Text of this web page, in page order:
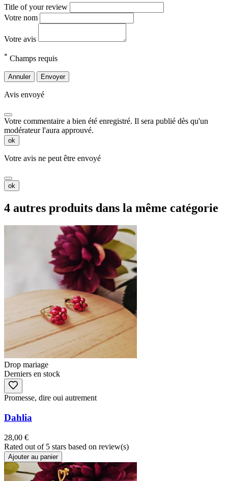
Title of your review
Votre nom
Votre avis
* Champs requis
Annuler Envoyer
Avis envoyé
Votre commentaire a bien été enregistré. Il sera publié dès qu'un
modérateur l'aura approuvé.
ok
Votre avis ne peut être envoyé
ok
4 autres produits dans la même catégorie
Drop mariage
Derniers en stock
Promesse, dire oui autrement
Dahlia
28,00 €
Rated out of 5 stars based on review(s)
Ajouter au panier